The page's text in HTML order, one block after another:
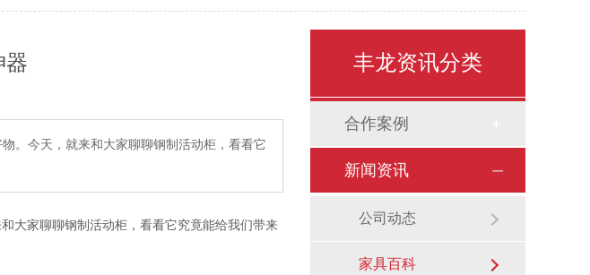
器
今天，就来和大家聊聊钢制活动柜，看看它
家聊聊钢制活动柜，看看它究竟能给我们带来
丰龙资讯分类
合作案例
新闻资讯
公司动态
家具百科